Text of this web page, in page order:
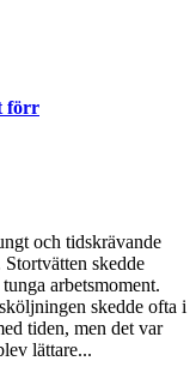
förr
och tidskrävande
skedde
arbetsmoment.
skedde ofta i
tiden, men det var
lättare...